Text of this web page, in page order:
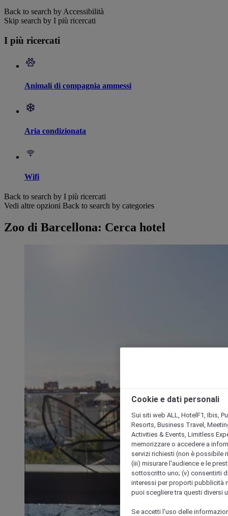
Back to search by Accessibilità
Skip search by I più ricercati
I più ricercati
Animali di compagnia ammessi
Aria condizionata
Wifi
Back to search by I più ricercati
Vedi altre opzioni Back to search by categories
Zoo di Barcellona: Cerca hotel
Cookie e dati personali
Sui siti web ALL, HotelF1, Ibis,
Resorts, Business Travel,
Activities & Events, Limitless
memorizzare o accedere a
servizi richiesti (non è possibile
(iii) misurare l'audience e le
sottoscritto uno; (v) consentirti
interessi per proporti pubblicità
puoi scegliere tra questi diversi
Se accetti l'uso delle